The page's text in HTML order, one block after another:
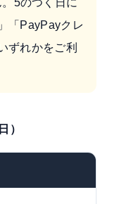
「PayPayクレ
ずれかをご利
）